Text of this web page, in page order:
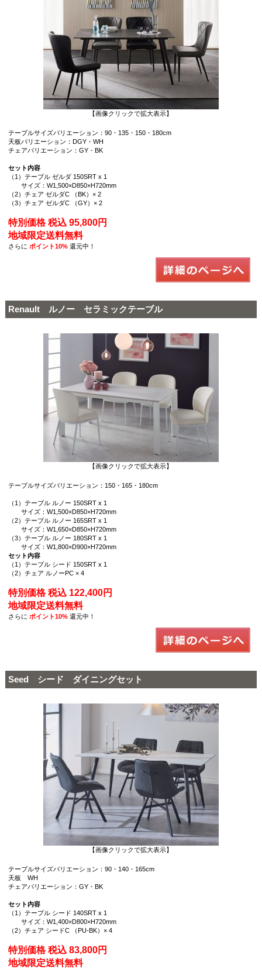
【画像クリックで拡大表示】
テーブルサイズバリエーション：90・135・150・180cm
天板バリエーション：DGY・WH
チェアバリエーション：GY・BK
セット内容
（1）テーブル ゼルダ 150SRT x 1
サイズ：W1,500×D850×H720mm
（2）チェア ゼルダC （BK）× 2
（3）チェア ゼルダC （GY）× 2
特別価格 税込 95,800円
地域限定送料無料
さらに ポイント10%還元中！
Renault ルノー セラミックテーブル
【画像クリックで拡大表示】
テーブルサイズバリエーション：150・165・180cm
（1）テーブル ルノー 150SRT x 1
サイズ：W1,500×D850×H720mm
（2）テーブル ルノー 165SRT x 1
サイズ：W1,650×D850×H720mm
（3）テーブル ルノー 180SRT x 1
サイズ：W1,800×D900×H720mm
セット内容
（1）テーブル シード 150SRT x 1
（2）チェア ルノーPC × 4
特別価格 税込 122,400円
地域限定送料無料
さらに ポイント10%還元中！
Seed シード ダイニングセット
【画像クリックで拡大表示】
テーブルサイズバリエーション：90・140・165cm
天板 WH
チェアバリエーション：GY・BK
セット内容
（1）テーブル シード 140SRT x 1
サイズ：W1,400×D800×H720mm
（2）チェア シードC （PU-BK）× 4
特別価格 税込 83,800円
地域限定送料無料